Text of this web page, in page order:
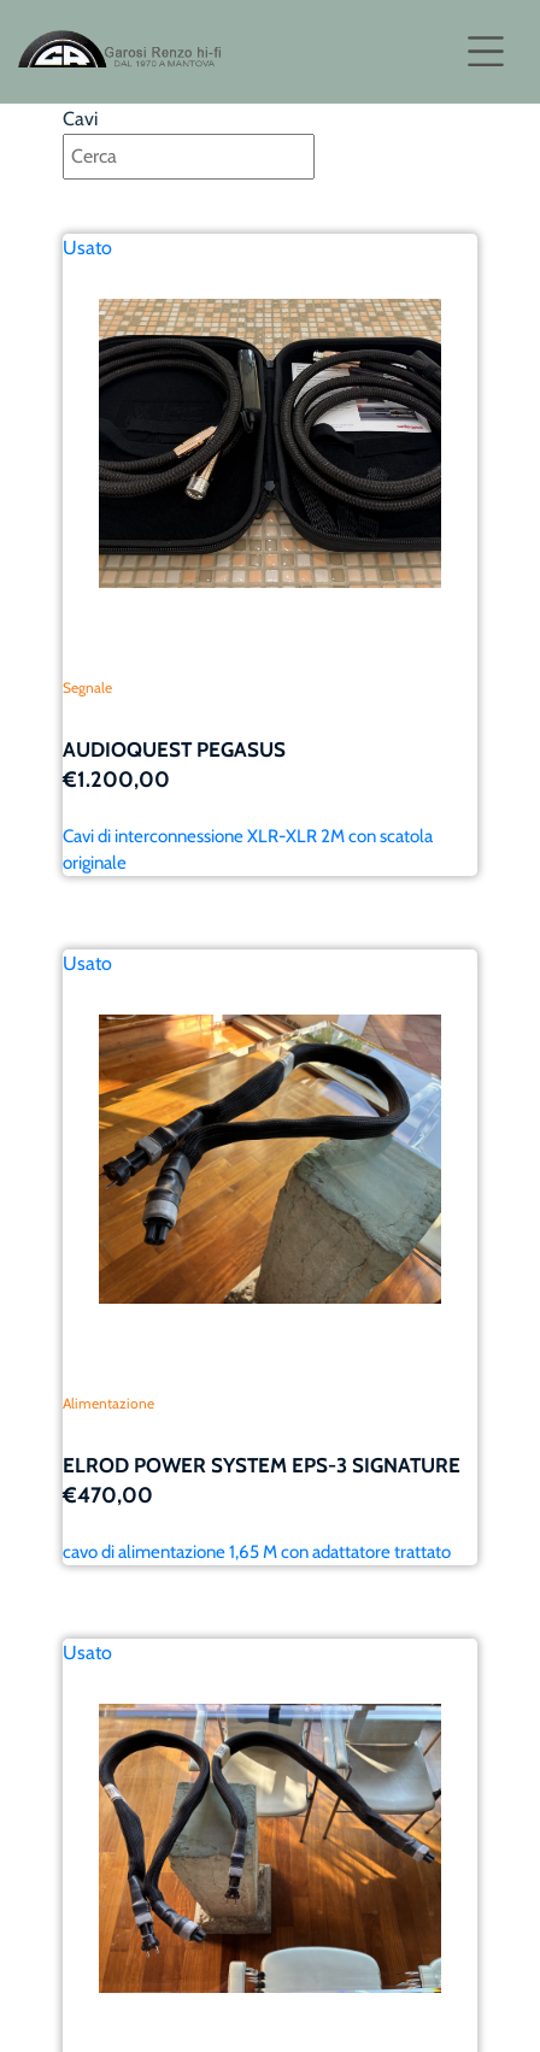
Cavi
Usato
Segnale
AUDIOQUEST PEGASUS
€1.200,00
Cavi di interconnessione XLR-XLR 2M con scatola
originale
Usato
Alimentazione
ELROD POWER SYSTEM EPS-3 SIGNATURE
€470,00
cavo di alimentazione 1,65 M con adattatore trattato
Usato